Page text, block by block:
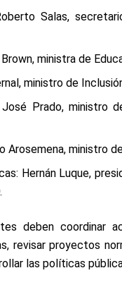
Salas,
ministra de
ministro de
Prado, ministro
Arosemena, ministro
Hernán Luque,
deben coordinar
revisar proyectos
las políticas